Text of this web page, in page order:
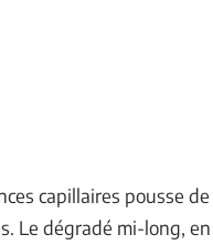
capillaires pousse
Le dégradé mi-long,